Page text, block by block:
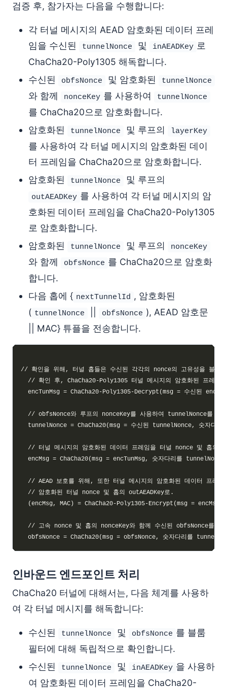
검증 후, 참가자는 다음을 수행합니다:
각 터널 메시지의 AEAD 암호화된 데이터 프레
임을 수신된
tunnelNonce 및 inAEADKey 로
ChaCha20-Poly1305 해독합니다.
수신된
obfsNonce 및 암호화된 tunnelNonce
와 함께 nonceKey 를 사용하여 tunnelNonce
를 ChaCha20으로 암호화합니다.
암호화된
tunnelNonce 및 루프의 layerKey
를 사용하여 각 터널 메시지의 암호화된 데이
터 프레임을 ChaCha20으로 암호화합니다.
암호화된
tunnelNonce 및 루프의
outAEADKey 를 사용하여 각 터널 메시지의 암
호화된 데이터 프레임을 ChaCha20-Poly1305
로 암호화합니다.
암호화된
tunnelNonce 및 루프의 nonceKey
와 함께 obfsNonce 를 ChaCha20으로 암호화
합니다.
다음 홉에 { nextTunnelId , 암호화된
( tunnelNonce obfsNonce ), AEAD 암호문
|| MAC} 튜플을 전송합니다.
인바운드 엔드포인트 처리
ChaCha20 터널에 대해서는, 다음 체계를 사용하
여 각 터널 메시지를 해독합니다:
수신된 tunnelNonce 및 obfsNonce 를 블룸
필터에 대해 독립적으로 확인합니다.
수신된
tunnelNonce 및 inAEADKey 을 사용하
여 암호화된 데이터 프레임을 ChaCha20-